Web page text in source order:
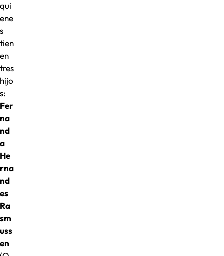
qui
ene
s
tien
en
tres
hijo
s:
Fer
na
nd
a
He
rna
nd
es
Ra
sm
uss
en